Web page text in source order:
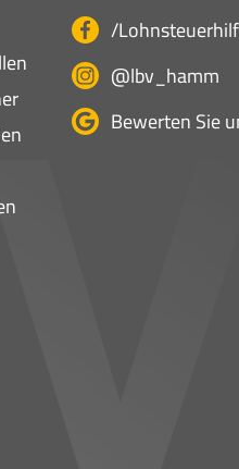
/
@lbv_hamm
Bewerten Sie